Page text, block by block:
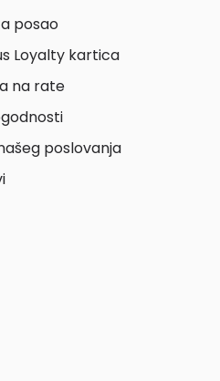
posao
Loyalty kartica
na rate
poslovanja